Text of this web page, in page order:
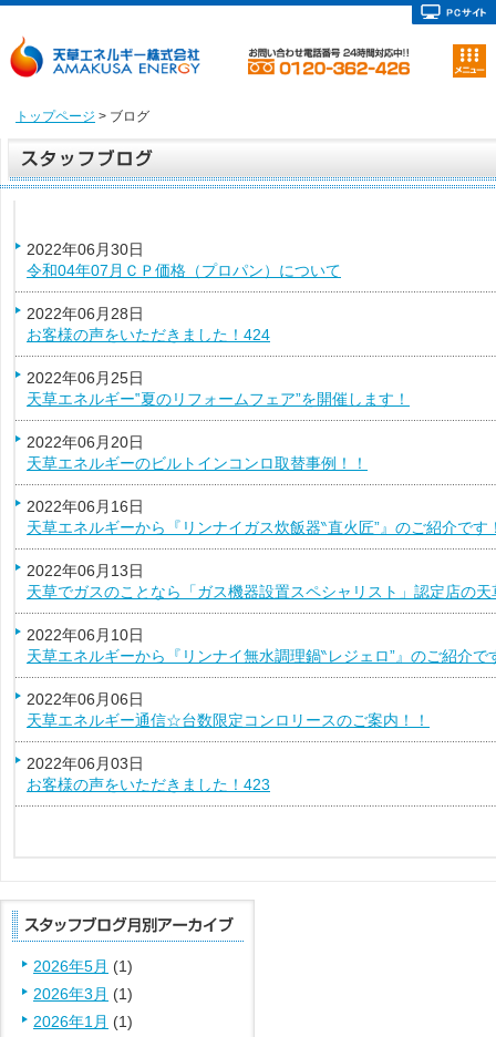
トップページ > ブログ
2022年06月30日
令和04年07月ＣＰ価格（プロパン）について
2022年06月28日
お客様の声をいただきました！424
2022年06月25日
天草エネルギー‟夏のリフォームフェア”を開催します！
2022年06月20日
天草エネルギーのビルトインコンロ取替事例！！
2022年06月16日
天草エネルギーから『リンナイガス炊飯器‶直火匠”』のご紹介です
2022年06月13日
天草でガスのことなら「ガス機器設置スペシャリスト」認定店の
2022年06月10日
天草エネルギーから『リンナイ無水調理鍋‶レジェロ”』のご紹介で
2022年06月06日
天草エネルギー通信☆台数限定コンロリースのご案内！！
2022年06月03日
お客様の声をいただきました！423
2026年5月 (1)
2026年3月 (1)
2026年1月 (1)